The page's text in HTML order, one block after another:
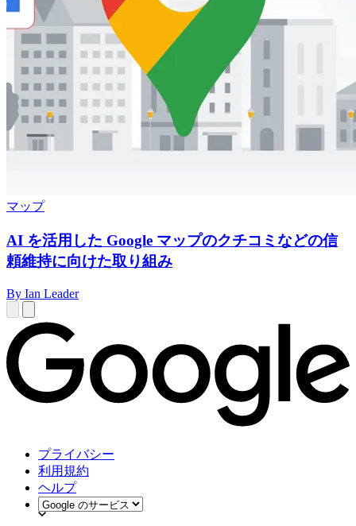
マップ
AI を活用した Google マップのクチコミなどの信
頼維持に向けた取り組み
By Ian Leader
プライバシー
利用規約
ヘルプ